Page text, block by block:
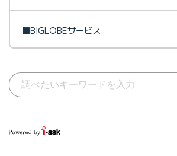
■BIGLOBEサービス